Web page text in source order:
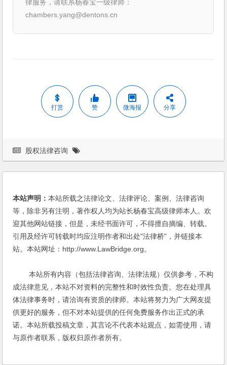
律服务，请联系杨春宝一级律师：
chambers.yang@dentons.cn
打赏 赞 微海报 分享
股权法律咨询
本站声明：本站所载之法律论文、法律评论、案例、法律咨询
等，除非另有注明，著作权人均为站长杨春宝高级律师本人。欢
迎其他网站链接，但是，未经书面许可，不得擅自摘编、转载。
引用及经许可转载时均应注明作者和出处"法律桥"，并链接本
站。本站网址：http://www.LawBridge.org。
本站所有内容（包括法律咨询、法律法规）仅供参考，不构
成法律意见，本站不对资料的完整性和时效性负责。您在处理具
体法律事务时，请洽询有资质的律师。本站将努力为广大网友提
供更好的服务，但不对本站提供的任何免费服务作出正式的承
诺。本站所载投稿文章，其言论不代表本站观点，如需使用，请
与原作者联系，版权归原作者所有。